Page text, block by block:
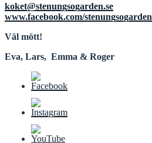
koket@stenungsogarden.se
www.facebook.com/stenungsogarden
Väl mött!
Eva, Lars, Emma & Roger